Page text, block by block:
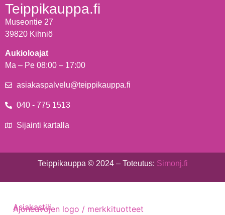
Teippikauppa.fi
Museontie 27
39820 Kihniö
Aukioloajat
Ma – Pe 08:00 – 17:00
asiakaspalvelu@teippikauppa.fi
040 - 775 1513
Sijainti kartalla
Teippikauppa © 2024 – Toteutus: Simonj.fi
Ajoneuvojen logo / merkkituotteet
Asiakastili